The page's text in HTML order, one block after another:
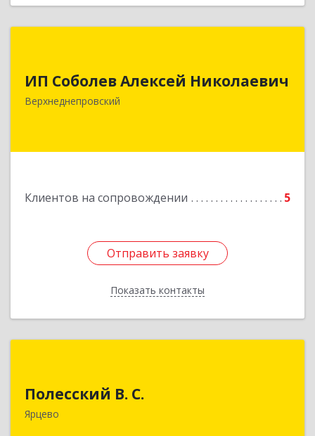
ИП Соболев Алексей Николаевич
Верхнеднепровский
Клиентов на сопровождении 5
Отправить заявку
Показать контакты
Отправить заявку
Назад
Полесский В. С.
Ярцево
215800,Смоленская обл. г. Ярцево,